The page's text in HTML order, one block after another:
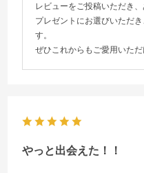
レビューをご投稿いただき、
プレゼントにお選びいただ
す。
ぜひこれからもご愛用いただ
やっと出会えた！！